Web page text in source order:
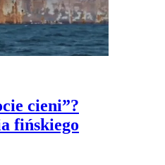
cieni”?
fińskiego